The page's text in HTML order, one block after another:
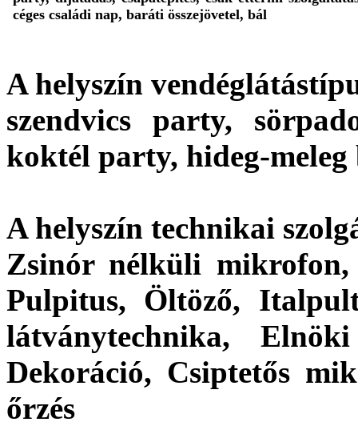
céges családi nap, baráti összejövetel, bál
A helyszín
szendvics party,
koktél party, hideg-
A helyszín technikai
Zsinór nélküli mikrofon,
Pulpitus, Öltöző,
látványtechnika,
Dekoráció, Csiptetős
őrzés